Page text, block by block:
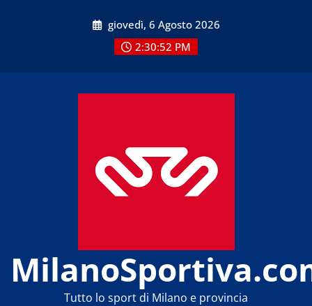
giovedì, 6 Agosto 2026
2:30:53 PM
Tutto lo sport di Milano e provincia